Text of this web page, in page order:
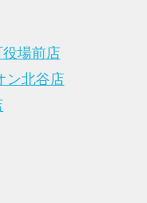
場前店
ン北谷店